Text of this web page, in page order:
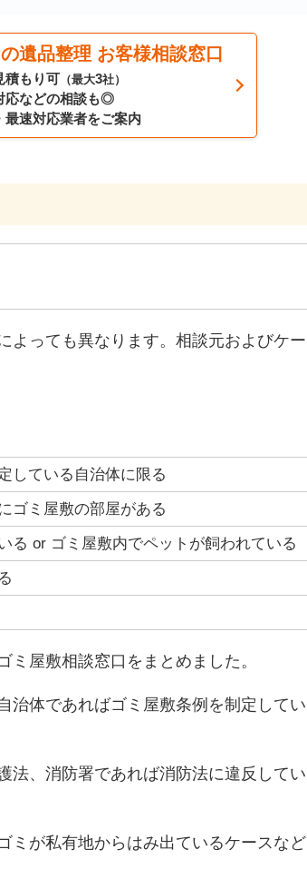
遺品整理 お客様相談窓口
積もり可 （最大3社）
応などの相談も◎
最速対応業者をご案内
よっても異なります。相談元およびケー
している自治体に限る
ゴミ屋敷の部屋がある
る or ゴミ屋敷内でペットが飼われている
屋敷相談窓口をまとめました。
治体であればゴミ屋敷条例を制定してい
法、消防署であれば消防法に違反してい
ミが私有地からはみ出ているケースなど